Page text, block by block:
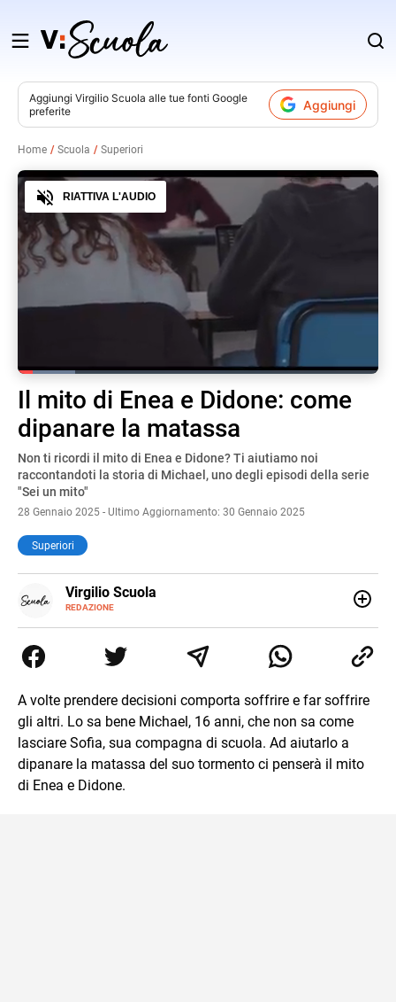
Salta
contenuto
Aggiungi Virgilio Scuola alle tue fonti Google
preferite
Aggiungi
Home Scuola Superiori
Pause Unmute
Loaded:16.02%
Audio
RIATTIVA L'AUDIO
Il mito di Enea e Didone: come
dipanare la matassa
Non ti ricordi il mito di Enea e Didone? Ti aiutiamo noi
raccontandoti la storia di Michael, uno degli episodi della serie
"Sei un mito"
28 Gennaio 2025 - Ultimo Aggiornamento: 30 Gennaio 2025
Superiori
Virgilio Scuola
REDAZIONE
E-
MAIL
INSTAGRAM
SITI
nell’apprendimento gli studenti di ogni ordine e grado
scolastico: un hub dedicato non solo giovani studenti, ma
esercizi online, video di approfondimento e infografiche.
Ogni lezione è pensata e realizzata da docenti esperti
della propria materia che trattano tutti gli argomenti
affrontati dagli studenti durante il percorso scolastico,
anche quelli più ostici, con un linguaggio semplice e
immediato e l'ausilio di contenuti multimediali a supporto
A volte prendere decisioni comporta soffrire e far soffrire
gli altri. Lo sa bene Michael, 16 anni, che non sa come
lasciare Sofia, sua compagna di scuola. Ad aiutarlo a
dipanare la matassa del suo tormento ci penserà il mito
di Enea e Didone.